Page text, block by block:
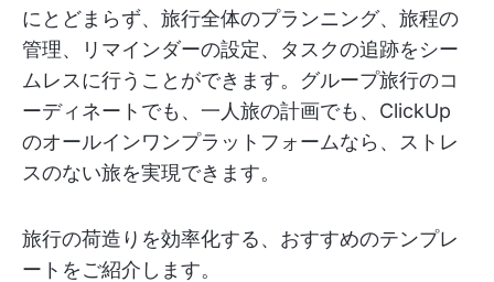
にとどまらず、旅行全体のプランニング、旅程の
管理、リマインダーの設定、タスクの追跡をシー
ムレスに行うことができます。グループ旅行のコ
ーディネートでも、一人旅の計画でも、ClickUp
のオールインワンプラットフォームなら、ストレ
スのない旅を実現できます。
旅行の荷造りを効率化する、おすすめのテンプレ
ートをご紹介します。